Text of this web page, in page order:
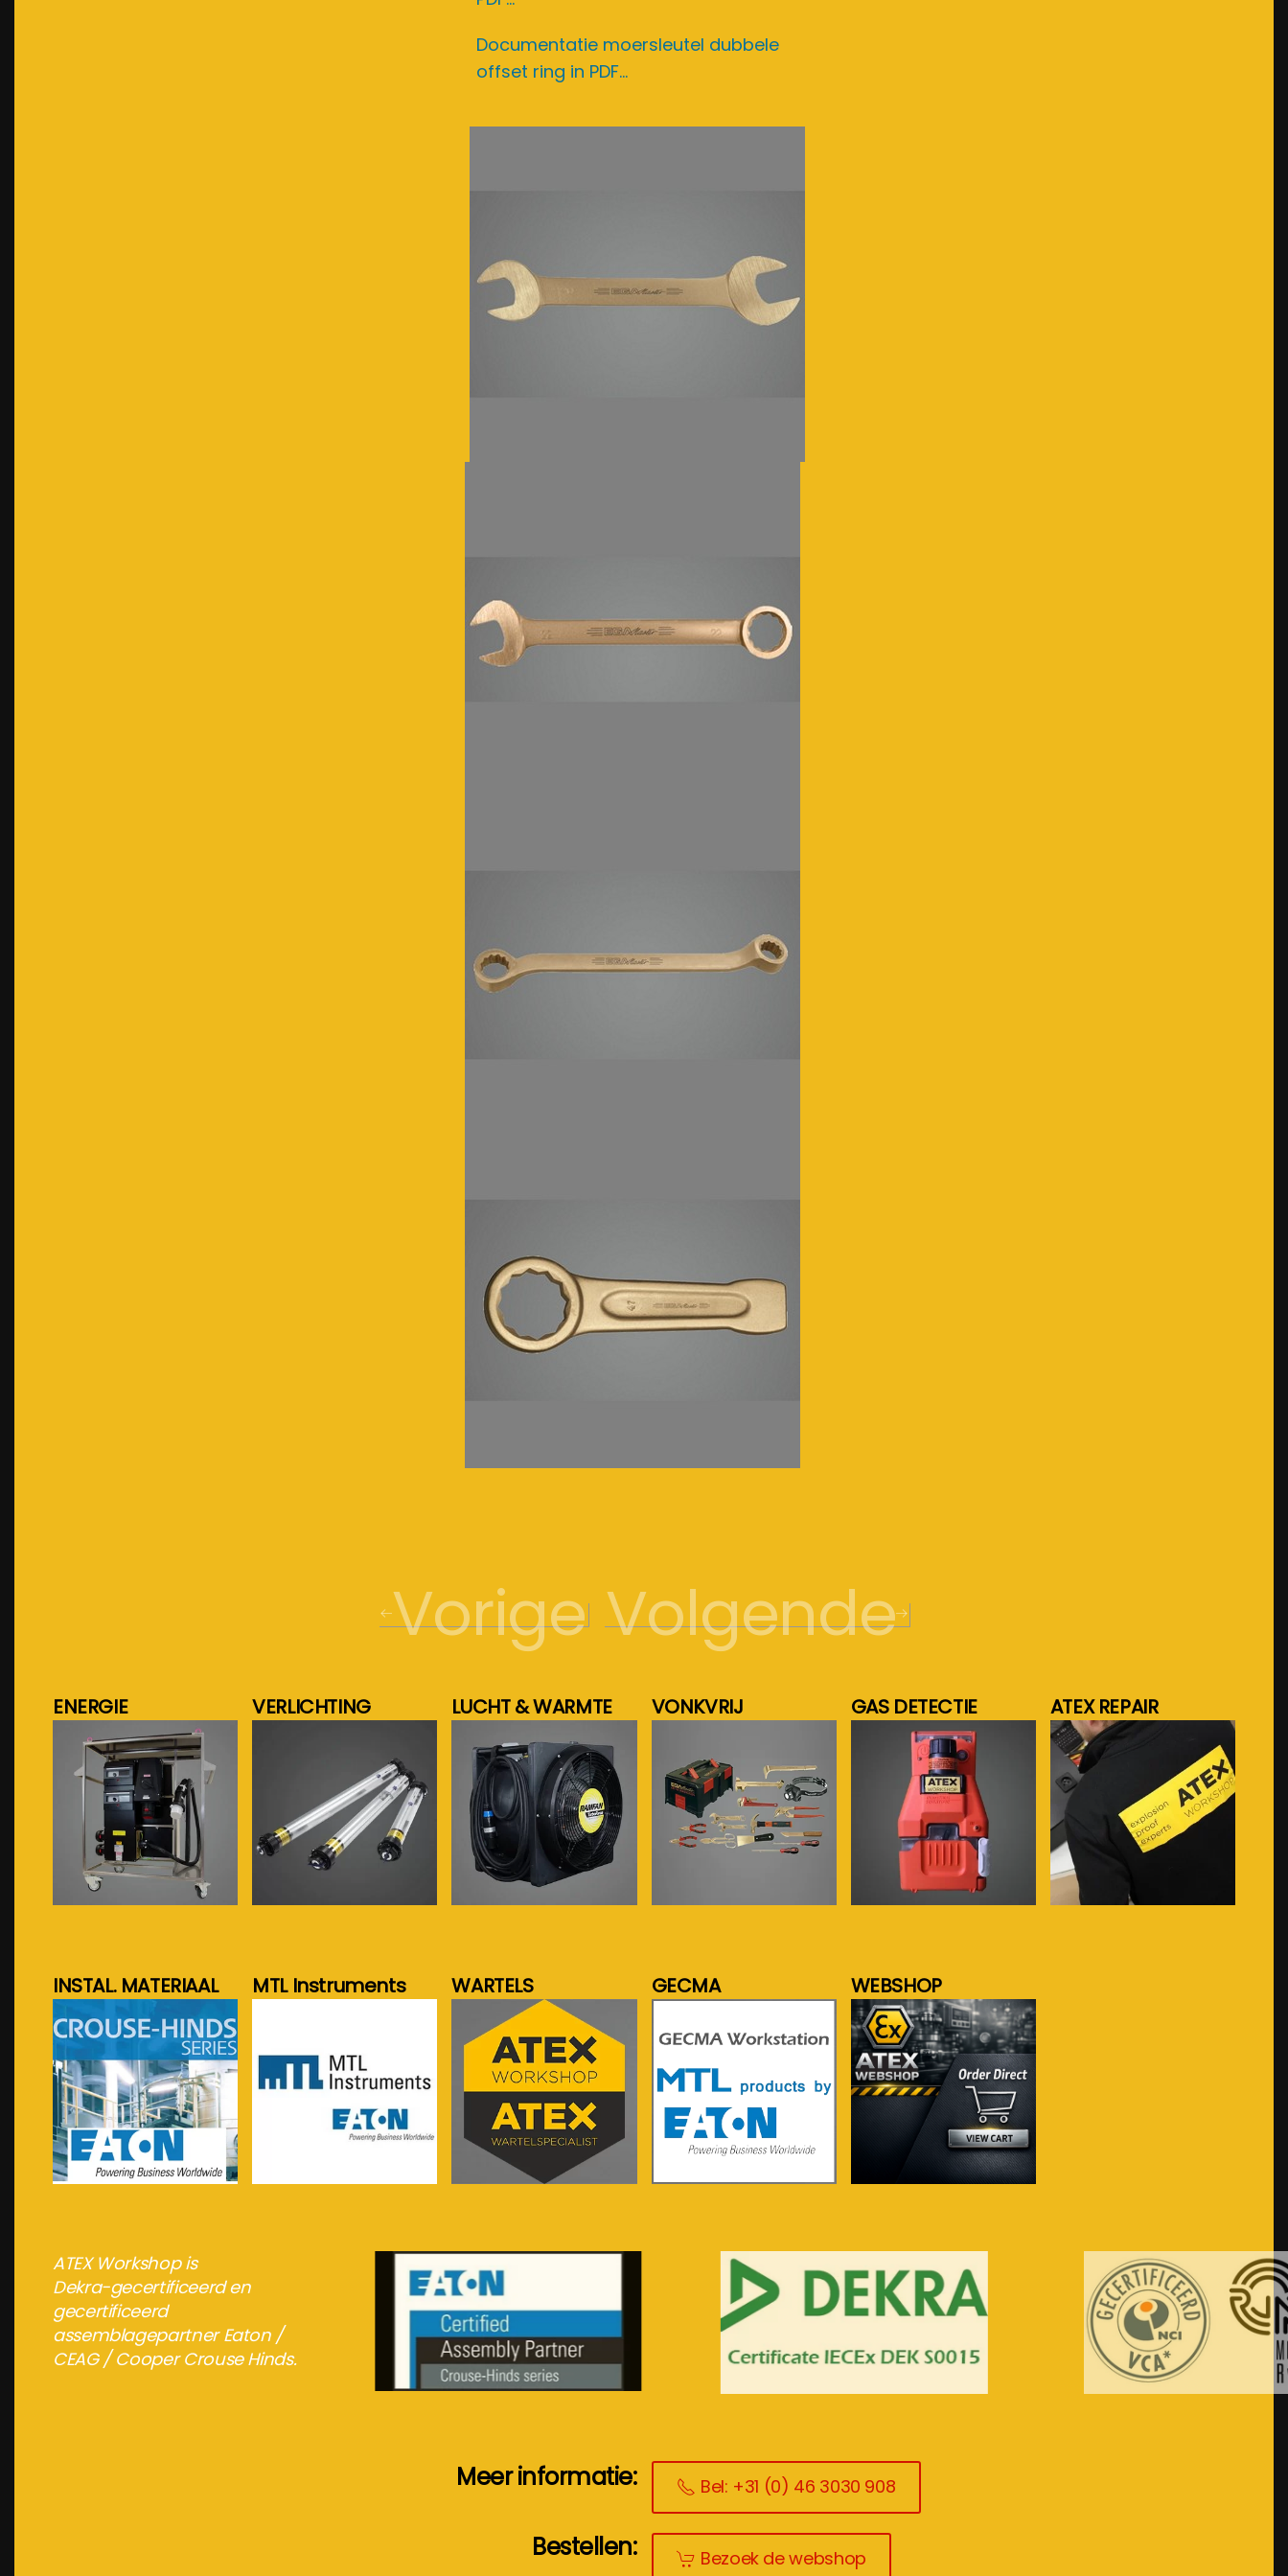
Documentatie moersleutel dubbele
offset ring in PDF...
Vorige Volgende
ENERGIE VERLICHTING LUCHT & WARMTE
meer info...
VONKVRIJ GAS DETECTIE
meer info...
ATEX REPAIR
INSTAL. MATERIAAL
meer info...
MTL Instruments WARTELS
meer info...
GECMA WEBSHOP
Bezoek de webshop
ATEX Workshop is
Dekra-gecertificeerd en
gecertificeerd
assemblagepartner Eaton /
CEAG / Cooper Crouse Hinds.
Meer informatie:
Bestellen:
Bel: +31 (0) 46 3030 908
Bezoek de webshop